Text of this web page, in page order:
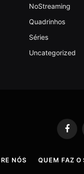
NoStreaming
Quadrinhos
Séries
Uncategorized
NÓS QUEM FAZ O